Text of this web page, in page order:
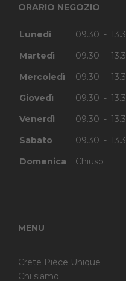
ORARIO NEGOZIO
Lunedì
09.30 -
Martedì
09.30 -
Mercoledì
09.30 -
Giovedì
09.30 -
Venerdì
09.30 -
Sabato
09.30 -
Domenica
Chiuso
MENU
Crete Pièce Unique
Chi siamo